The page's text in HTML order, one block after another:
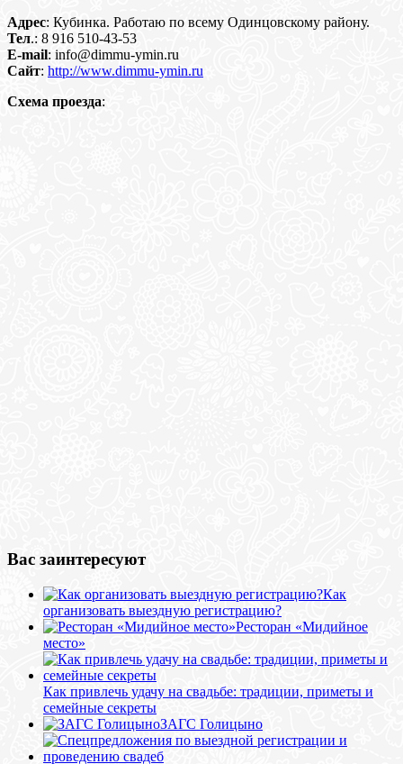
Адрес: Кубинка. Работаю по всему Одинцовскому району.
Тел.: 8 916 510-43-53
E-mail: info@dimmu-ymin.ru
Сайт: http://www.dimmu-ymin.ru
Схема проезда:
Вас заинтересуют
Как
организовать выездную регистрацию?
Ресторан «Мидийное
место»
Как привлечь удачу на свадьбе: традиции, приметы и
семейные секреты
ЗАГС Голицыно